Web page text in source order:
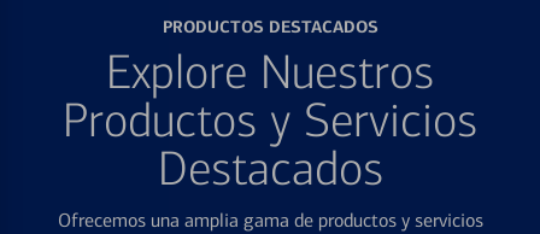
PRODUCTOS DESTACADOS
Explore Nuestros
Productos y Servicios
Destacados
Ofrecemos una amplia gama de productos y servicios